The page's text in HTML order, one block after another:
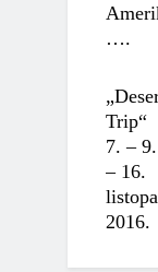
….
Trip“
7. –
– 16.
2016.